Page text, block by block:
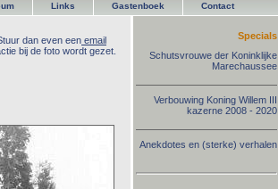
Links Gastenboek Contact
dan even een email
bij de foto wordt gezet.
Specials
Schutsvrouwe der Koninklijke
Marechaussee
Verbouwing Koning Willem III
kazerne 2008 - 2020
Anekdotes en (sterke) verhalen